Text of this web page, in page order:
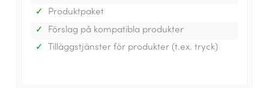
Produktpaket
Förslag på kompatibla produkter
Tilläggstjänster för produkter (t.ex. tryck)